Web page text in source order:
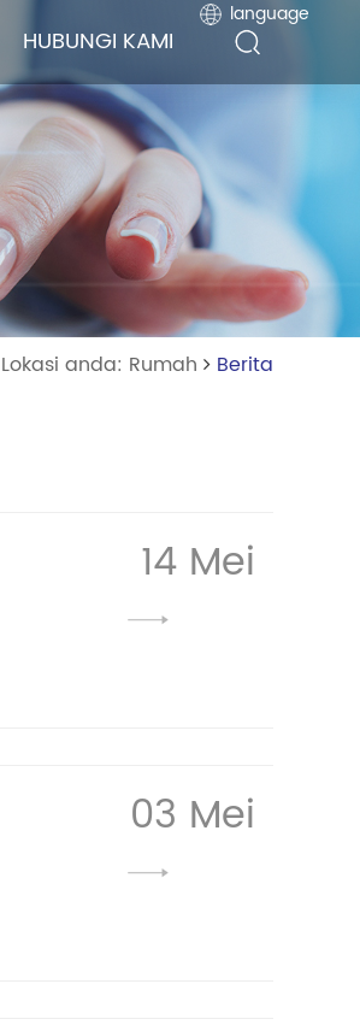
HUBUNGI KAMI
language
HUBUNGI KAMI
language
Lokasi anda: Rumah Berita
14 Mei
03 Mei